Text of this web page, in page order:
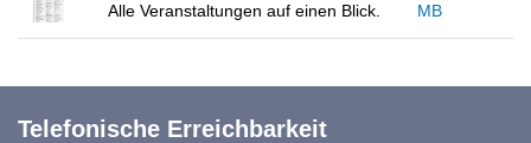
Alle Veranstaltungen auf einen Blick.
MB
Telefonische Erreichbarkeit